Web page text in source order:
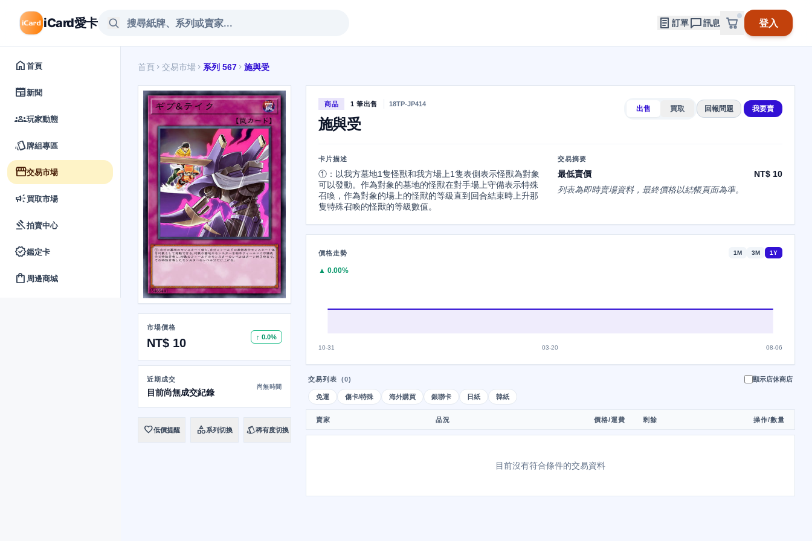
iCard愛卡 訂單 訊息 登入
home首頁
newspaper新聞
groups玩家動態
style牌組專區
storefront交易市場
campaign買取市場
gavel拍賣中心
verified鑑定卡
shopping_bag 周邊商城
首頁 chevron_right 交易市場 chevron_right 系列 567 chevron_right 施與受
市場價格
NT$ 10 ↑ 0.0%
近期成交
目前尚無成交紀錄
尚無時間
favorite低價提醒 category系列切換 style稀有度切換
商品 1 筆出售 18TP-JP414
施與受
出售 買取 回報問題 我要賣
卡片描述
①：以我方墓地1隻怪獸和我方場上1隻表側表示怪獸為對象
可以發動。作為對象的墓地的怪獸在對手場上守備表示特殊
召喚，作為對象的場上的怪獸的等級直到回合結束時上升那
隻特殊召喚的怪獸的等級數值。
交易摘要
最低賣價
NT$ 10
列表為即時賣場資料，最終價格以結帳頁面為準。
價格走勢 1M 3M 1Y
▲ 0.00%
10-31 03-20 08-06
交易列表 (0) 顯示店休商店
免運 傷卡/特殊 海外購買 銀聯卡 日紙 韓紙
賣家 品況 價格/運費 剩餘 操作/數量
目前沒有符合條件的交易資料